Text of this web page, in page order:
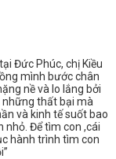
Đức Phúc, chị Kiều
mình bước chân
nề và lo lắng bởi
những thất bại mà
và kinh tế suốt bao
nhỏ. Để tìm con ,cái
hành trình tìm con